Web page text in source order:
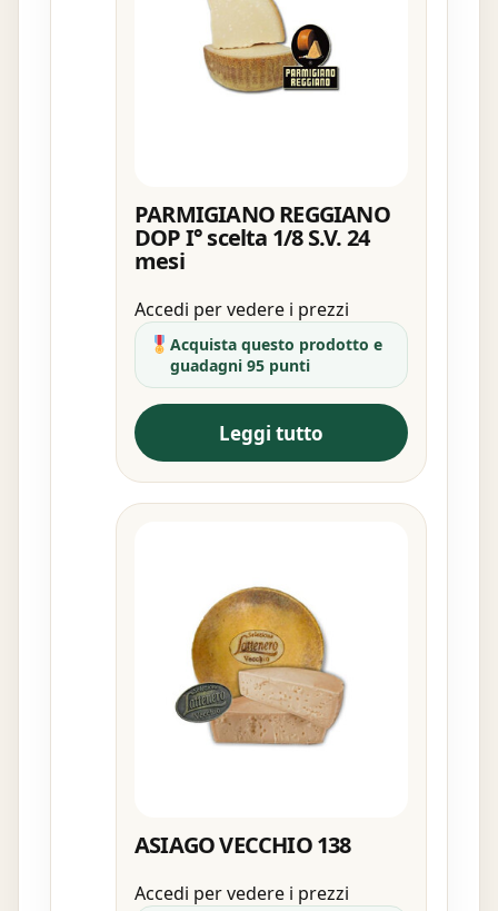
PARMIGIANO REGGIANO
DOP I° scelta 1/8 S.V. 24
mesi
Accedi per vedere i prezzi
Acquista questo prodotto e
guadagni 95 punti
Leggi tutto
ASIAGO VECCHIO 138
Accedi per vedere i prezzi